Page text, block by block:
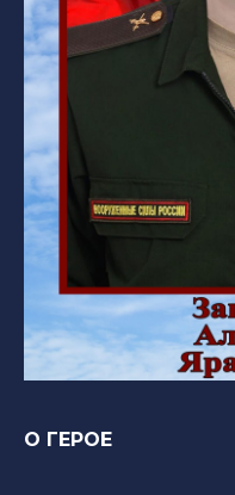
О ГЕРОЕ